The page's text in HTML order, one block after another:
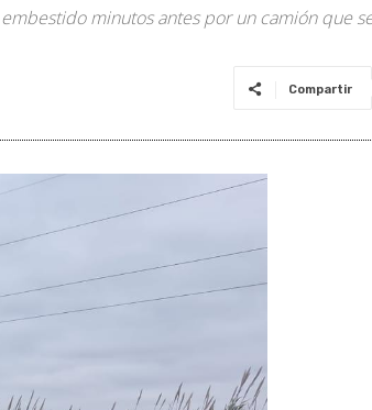
minutos antes por un camión que
Compartir